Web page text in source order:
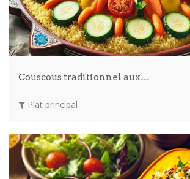
Couscous traditionnel aux…
Plat principal